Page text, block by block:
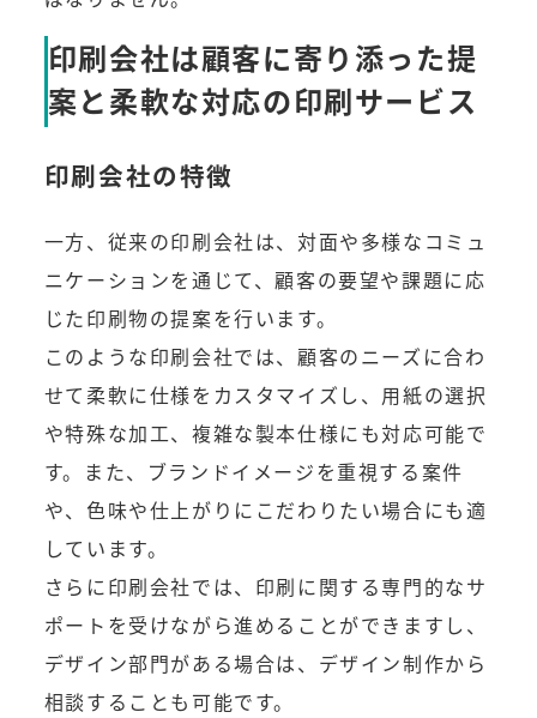
印刷会社は顧客に寄り添った提
案と柔軟な対応の印刷サービス
印刷会社の特徴
一方、従来の印刷会社は、対面や多様なコミュ
ニケーションを通じて、顧客の要望や課題に応
じた印刷物の提案を行います。
このような印刷会社では、顧客のニーズに合わ
せて柔軟に仕様をカスタマイズし、用紙の選択
や特殊な加工、複雑な製本仕様にも対応可能で
す。また、ブランドイメージを重視する案件
や、色味や仕上がりにこだわりたい場合にも適
しています。
さらに印刷会社では、印刷に関する専門的なサ
ポートを受けながら進めることができますし、
デザイン部門がある場合は、デザイン制作から
相談することも可能です。